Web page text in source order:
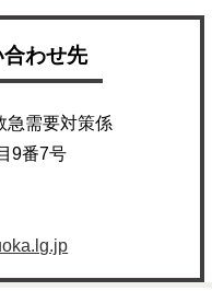
わせ先
急需要対策係
9番7号